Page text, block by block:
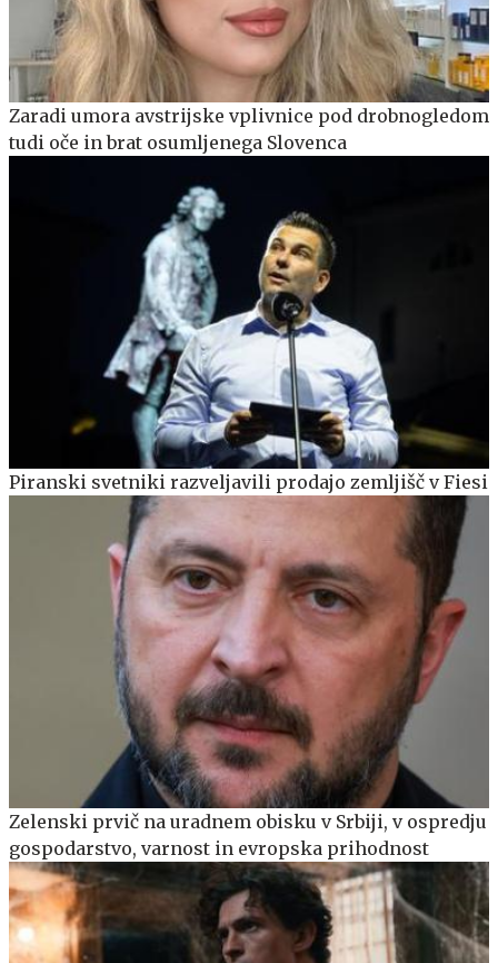
Zaradi umora avstrijske vplivnice pod drobnogledom
tudi oče in brat osumljenega Slovenca
Piranski svetniki razveljavili prodajo zemljišč v Fiesi
Zelenski prvič na uradnem obisku v Srbiji, v ospredju
gospodarstvo, varnost in evropska prihodnost